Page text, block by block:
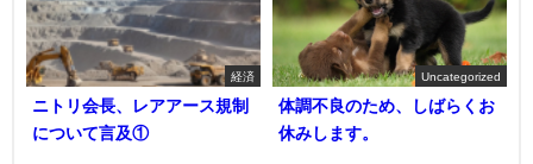
経済
ニトリ会長、レアアース規制
について言及①
Uncategorized
体調不良のため、しばらくお
休みします。